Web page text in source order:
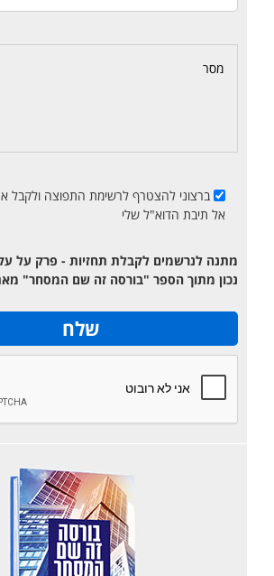
ברצוני להצטרף לרשימת התפוצה ולקבל
אל תיבת הדוא"ל שלי
מתנה לנרשמים לקבלת תחזיות - פרק על
נכון מתוך הספר "בורסה זה שם המסחר" מאת